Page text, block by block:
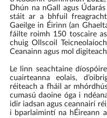
Dhún na nGall agus
stáit ar a bhfuil
Gaeilge in Éirinn (an
fáilte roimh 150 toscaire
chuig Ollscoil
Ceanainn agus mol
Le linn seachtaine
cuairteanna eolais,
réiteach a fháil ar
cumasú daoine óga i
idir iadsan agus ceannairí
i bparlaimintí na hÉireann